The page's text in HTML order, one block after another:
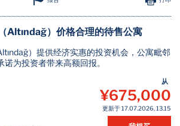
Altındağ）价格合理的待售公寓
）提供经济实惠的投资机会，公寓毗邻
为投资者带来高额回报。
从
¥675,000
更新于 17.07.2026, 13.15